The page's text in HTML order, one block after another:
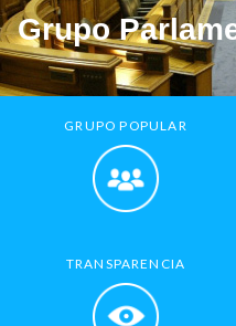
Grupo
GRUPO POPULAR
TRANSPARENCIA